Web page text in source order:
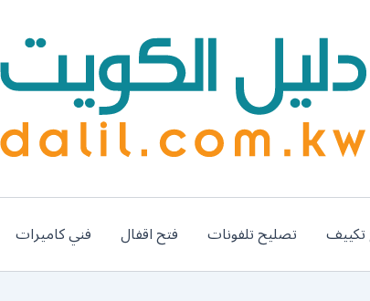
تصليح تلفونات فتح اقفال فني كاميرات